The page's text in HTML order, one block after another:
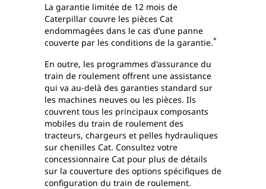
La garantie limitée de 12 mois de
Caterpillar couvre les pièces Cat
endommagées dans le cas d’une panne
couverte par les conditions de la garantie.*
En outre, les programmes d'assurance du
train de roulement offrent une assistance
qui va au-delà des garanties standard sur
les machines neuves ou les pièces. Ils
couvrent tous les principaux composants
mobiles du train de roulement des
tracteurs, chargeurs et pelles hydrauliques
sur chenilles Cat. Consultez votre
concessionnaire Cat pour plus de détails
sur la couverture des options spécifiques de
configuration du train de roulement.